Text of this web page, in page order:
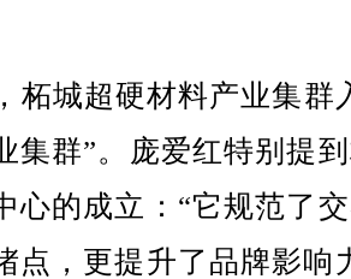
城超硬材料产业集群
集群”。庞爱红特别提
心的成立：“它规范了
点，更提升了品牌影响